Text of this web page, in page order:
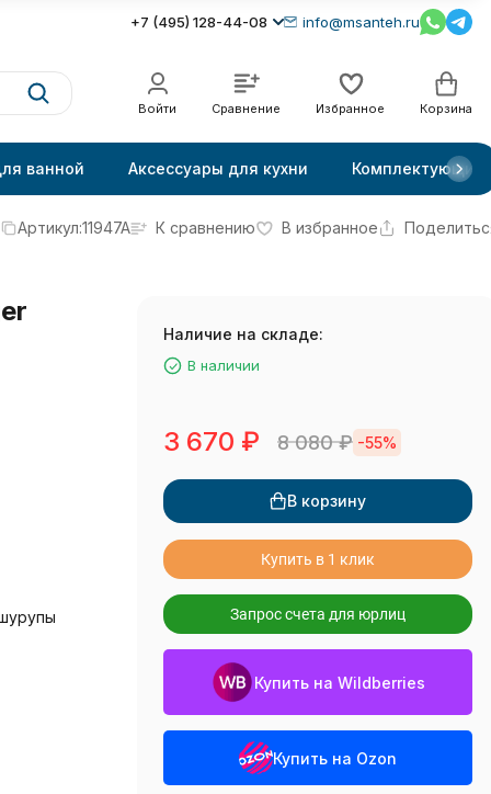
+7 (495) 128-44-08 info@msanteh.ru
Войти Сравнение Избранное Корзина
ванной Аксессуары для кухни Комплектующие
Артикул:11947A К сравнению В избранное
Наличие на складе:
В наличии
3 670 ₽ 8 080₽ -55%
В корзину
Купить в 1 клик
Запрос счета для юрлиц
Купить на Wildberries
Купить на Ozon